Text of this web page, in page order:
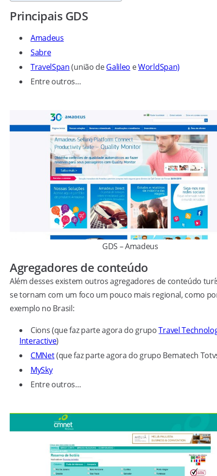
Principais GDS
Amadeus
Sabre
TravelSpan(união deGalileo eWorldSpan)
Entre outros…
GDS – Amadeus
Agregadores de conteúdo
Além desses existem outros agregadores de conteúdo
se tornam com um foco um pouco mais regional, como
exemplo no Brasil:
Cions (que faz parte agora do grupoTravel
Interactive)
CMNet(que faz parte agora do grupo Bematech
MySky
Entre outros…